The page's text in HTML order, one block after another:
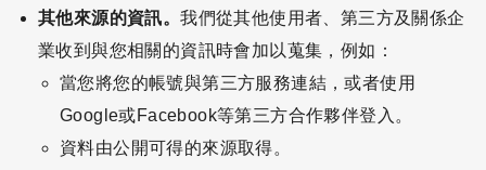
其他來源的資訊。我們從其他使用者、第三方及關係企
業收到與您相關的資訊時會加以蒐集，例如：
當您將您的帳號與第三方服務連結，或者使用
Google或Facebook等第三方合作夥伴登入。
資料由公開可得的來源取得。